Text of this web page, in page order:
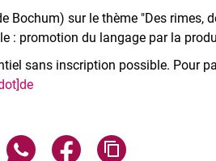
Bochum) sur le thème "Des rimes,
: promotion du langage par la
sans inscription possible. Pour
page via email
Share page via WhatsApp
Share page via